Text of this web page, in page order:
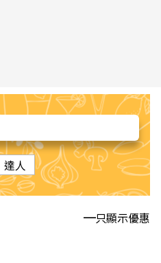
達人
只顯示優惠